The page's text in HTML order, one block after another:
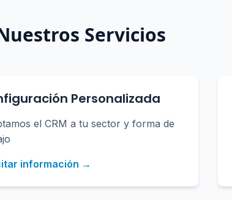
Servicios
Personalizada
el CRM a tu sector y forma de
información →